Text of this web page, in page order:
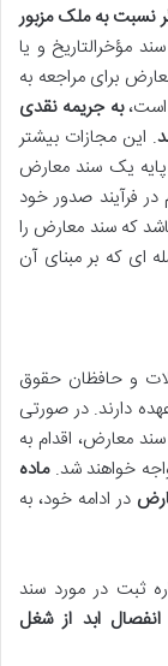
نسبت به ملک مزبور
مؤخرالتاریخ و یا
برای مراجعه به
است،به جریمه نقدی
. این مجازات بیشتر
پایه یک سند معارض
در فرآیند صدور خود
که سند معارض را
ای که بر مبنای آن
و حافظان حقوق
دارند. در صورتی
معارض، اقدام به
خواهند شد.ماده
در ادامه خود، به
ثبت در مورد سند
انفصال ابد از شغل